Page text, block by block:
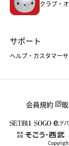
クラブ・
サポート
ヘルプ・カスタマー
会員規約